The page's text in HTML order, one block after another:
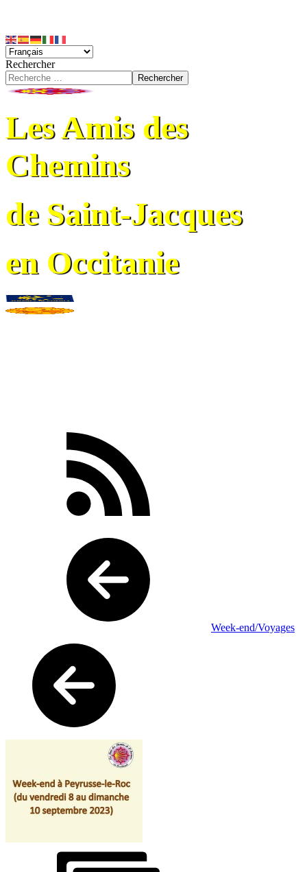
Rechercher
Rechercher
Les Amis des
Chemins
de Saint-Jacques
en Occitanie
Week-end/Voyages